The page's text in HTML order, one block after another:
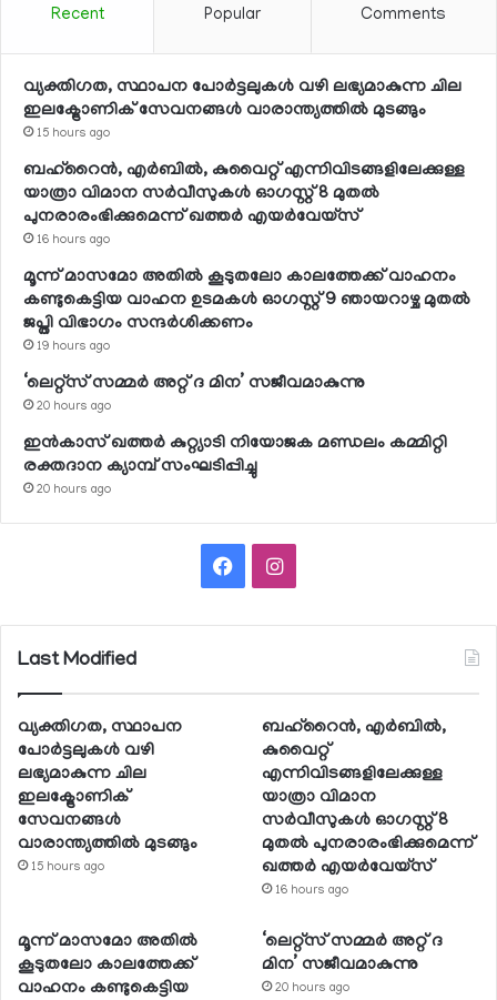
Recent Popular Comments
വ്യക്തിഗത, സ്ഥാപന പോര്‍ട്ടലുകള്‍ വഴി ലഭ്യമാകുന്ന ചില
ഇലക്ട്രോണിക് സേവനങ്ങള്‍ വാരാന്ത്യത്തില്‍ മുടങ്ങും
15 hours ago
ബഹ്റൈന്‍, എര്‍ബില്‍, കുവൈറ്റ് എന്നിവിടങ്ങളിലേക്കുള്ള
യാത്രാ വിമാന സര്‍വീസുകള്‍ ഓഗസ്റ്റ് 8 മുതല്‍
പുനരാരംഭിക്കുമെന്ന് ഖത്തര്‍ എയര്‍വേയ്സ്
16 hours ago
മൂന്ന് മാസമോ അതില്‍ കൂടുതലോ കാലത്തേക്ക് വാഹനം
കണ്ടുകെട്ടിയ വാഹന ഉടമകള്‍ ഓഗസ്റ്റ് 9 ഞായറാഴ്ച മുതല്‍
ജപ്തി വിഭാഗം സന്ദര്‍ശിക്കണം
19 hours ago
‘ലെറ്റ്‌സ് സമ്മര്‍ അറ്റ് ദ മിന’ സജീവമാകുന്നു
20 hours ago
ഇന്‍കാസ് ഖത്തര്‍ കുറ്റ്യാടി നിയോജക മണ്ഡലം കമ്മിറ്റി
രക്തദാന ക്യാമ്പ് സംഘടിപ്പിച്ചു
20 hours ago
FacebookInstagram
Last Modified
വ്യക്തിഗത, സ്ഥാപന
പോര്‍ട്ടലുകള്‍ വഴി
ലഭ്യമാകുന്ന ചില
ഇലക്ട്രോണിക്
സേവനങ്ങള്‍
വാരാന്ത്യത്തില്‍ മുടങ്ങും
15 hours ago
ബഹ്റൈന്‍, എര്‍ബില്‍,
കുവൈറ്റ്
എന്നിവിടങ്ങളിലേക്കുള്ള
യാത്രാ വിമാന
സര്‍വീസുകള്‍ ഓഗസ്റ്റ് 8
മുതല്‍ പുനരാരംഭിക്കുമെന്ന്
ഖത്തര്‍ എയര്‍വേയ്സ്
16 hours ago
മൂന്ന് മാസമോ അതില്‍
കൂടുതലോ കാലത്തേക്ക്
വാഹനം കണ്ടുകെട്ടിയ
‘ലെറ്റ്‌സ് സമ്മര്‍ അറ്റ് ദ
മിന’ സജീവമാകുന്നു
20 hours ago